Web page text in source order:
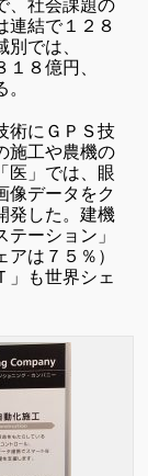
、社会課題の
連結で１２８
では、
１８億円、
術にＧＰＳ技
施工や農機の
医」では、眼
像データをク
発した。建機
ーション」
は７５％）
」も世界シェ